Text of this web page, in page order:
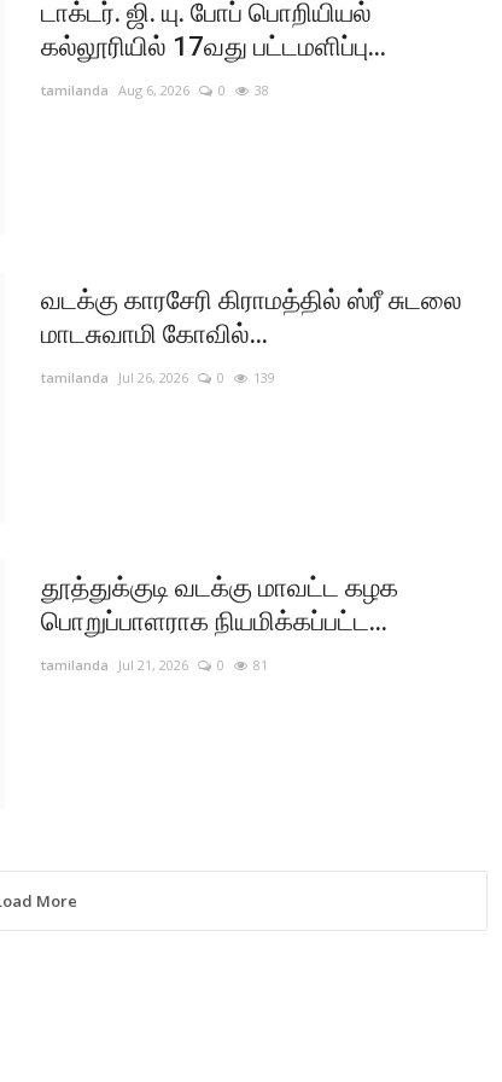
டாக்டர். ஜி. யு. போப் பொறியியல்
கல்லூரியில் 17வது பட்டமளிப்பு...
tamilanda Aug 6, 2026 0 38
வடக்கு காரசேரி கிராமத்தில் ஸ்ரீ சுடலை
மாடசுவாமி கோவில்...
tamilanda Jul 26, 2026 0 139
தூத்துக்குடி வடக்கு மாவட்ட கழக
பொறுப்பாளராக நியமிக்கப்பட்ட...
tamilanda Jul 21, 2026 0 81
More